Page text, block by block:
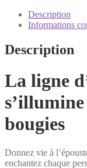
cadeauDescription
Informations
Description
La ligne
bougies
Donnez vie à
enchantez chaque